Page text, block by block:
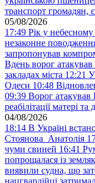
транспорт громадян,
05/08/2026
17:49 Рік у
незаконне
запропонував
Вдень ворог
закладах міста 12:21 У
Одеси 10:48
09:39 Ворог атакував
реабілітації матері
04/08/2026
18:14 В Україні
Стоянова Анатолія
чуми свиней 16:41
попрощалася із
виявили судна, що
нацгвардійці